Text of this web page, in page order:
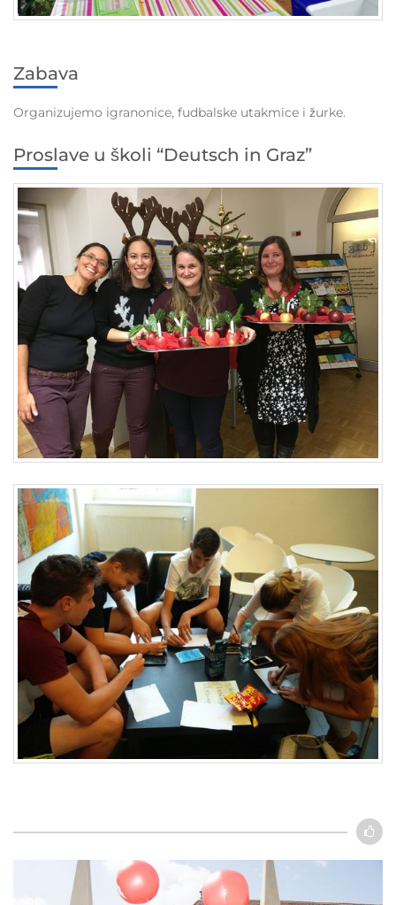
Zabava
Organizujemo igranonice, fudbalske utakmice i žurke.
Proslave u školi “Deutsch in Graz”